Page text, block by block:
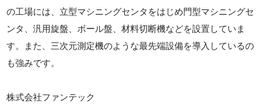
の工場には、立型マシニングセンタをはじめ門型マシニングセ
ンタ、汎用旋盤、ボール盤、材料切断機などを設置していま
す。また、三次元測定機のような最先端設備を導入しているの
も強みです。
株式会社ファンテック